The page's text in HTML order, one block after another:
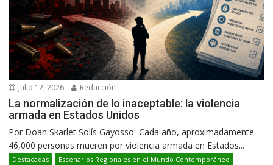
julio 12, 2026 Redacción
La normalización de lo inaceptable: la violencia
armada en Estados Unidos
Por Doan Skarlet Solís Gayosso Cada año, aproximadamente
46,000 personas mueren por violencia armada en Estados...
Destacadas Escenarios Regionales en el Mundo Contemporáneo